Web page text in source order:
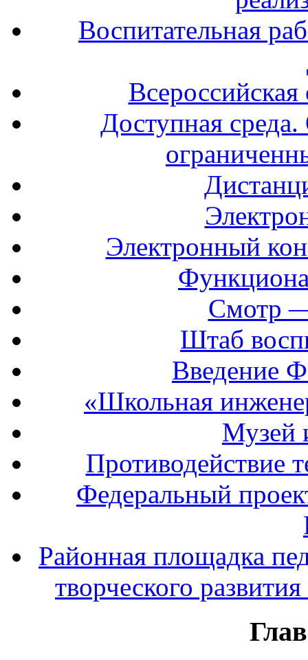
Воспитательная
Доступная
Электронный
Смотр
Штаб
Введение
«Школьная
Музей
Противодействие
Федеральный
Районная площадка
творческого